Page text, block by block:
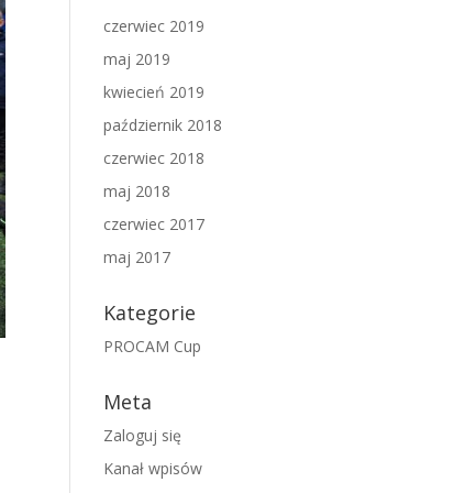
czerwiec 2019
maj 2019
kwiecień 2019
październik 2018
czerwiec 2018
maj 2018
czerwiec 2017
maj 2017
Kategorie
PROCAM Cup
Meta
Zaloguj się
Kanał wpisów